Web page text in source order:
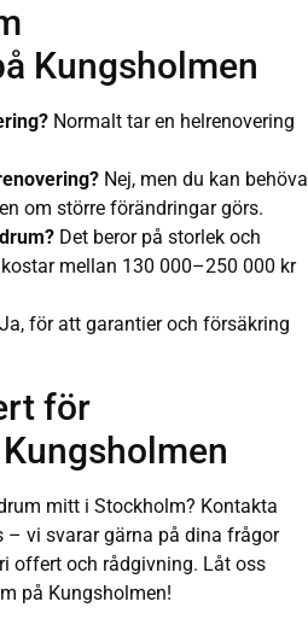
Kungsholmen
Normalt tar en helrenovering
Nej, men du kan behöva
om större förändringar görs.
Det beror på storlek och
mellan 130 000–250 000 kr
Ja, för att garantier och försäkring
för
mitt i Stockholm? Kontakta
vi svarar gärna på dina frågor
offert och rådgivning. Låt oss
på Kungsholmen!